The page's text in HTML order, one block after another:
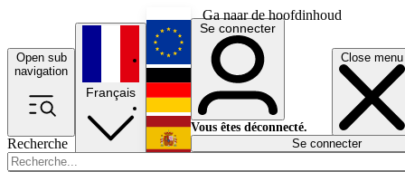
Ga naar de hoofdinhoud
Open sub
navigation
Close menu
Recherche
Français
English
Deutsch
Español
Se connecter
Vous êtes déconnecté.
Se connecter